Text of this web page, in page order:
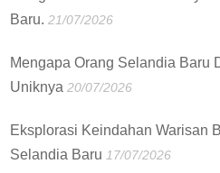
Baru. 21/07/2026
Mengapa Orang Selandia Baru
Uniknya 20/07/2026
Eksplorasi Keindahan Warisan
Selandia Baru 17/07/2026